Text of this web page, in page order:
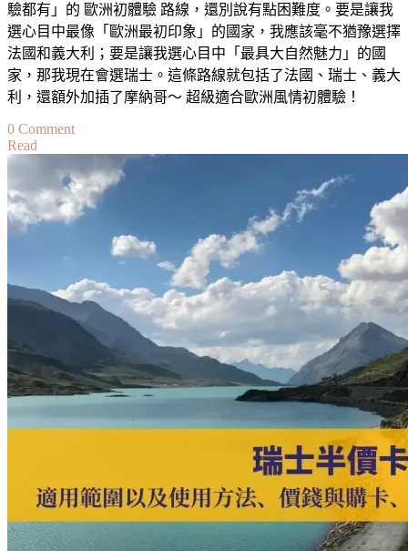
的
酒
店
與
度
The
Best
Places
to
Stay
Zermatt
驗都有」的 歐洲初體驗 路線，還別說有點困難度。要是讓我
選心目中最像「歐洲最初印象」的國家，我應該毫不猶豫選擇
法國和義大利；要是讓我選心目中「最具大自然魅力」的國
家，那我現在會選瑞士。這條路線就包括了法國、瑞士、義大
利，還額外加插了摩納哥～ 超級適合歐洲風情初體驗！
0 Commenton
國、
瑞
士
義
大
利
狀
大
線
行
程
規
Read